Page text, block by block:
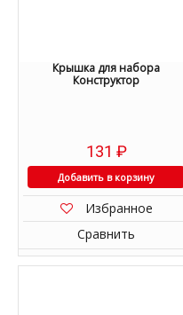
Крышка для набора
Конструктор
131 ₽
Добавить в корзину
Избранное
Сравнить